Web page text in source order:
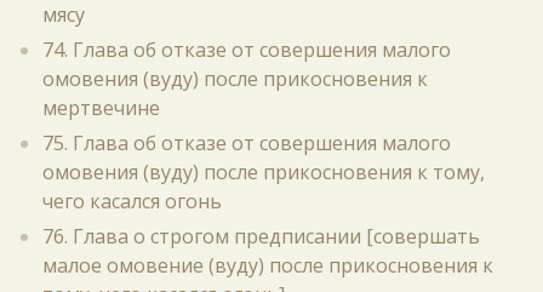
мясу
74. Глава об отказе от совершения малого
омовения (вуду) после прикосновения к
мертвечине
75. Глава об отказе от совершения малого
омовения (вуду) после прикосновения к тому,
чего касался огонь
76. Глава о строгом предписании [совершать
малое омовение (вуду) после прикосновения к